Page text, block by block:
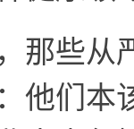
那些从
他们本